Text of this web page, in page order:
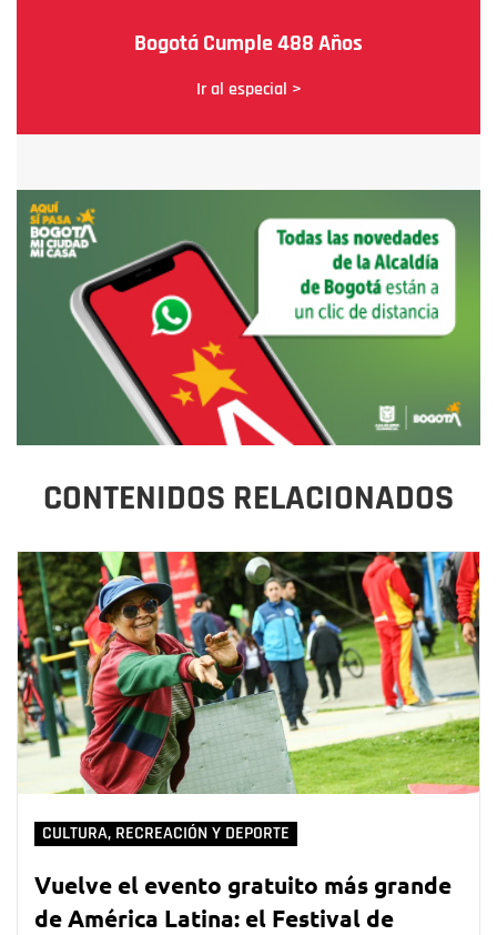
Bogotá Cumple 488 Años
Ir al especial >
CONTENIDOS RELACIONADOS
CULTURA, RECREACIÓN Y DEPORTE
Vuelve el evento gratuito más grande
de América Latina: el Festival de